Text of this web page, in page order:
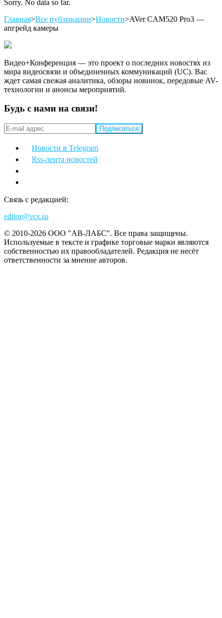
Sorry. No data so far.
Главная>Все публикации>Новости>AVer CAM520 Pro3 —
апгрейд камеры
Видео+Конференция — это проект о последних новостях из
мира видеосвязи и объединенных коммуникаций (UC). Вас
ждет самая свежая аналитика, обзоры новинок, передовые AV-
технологии и анонсы мероприятий.
Будь с нами на связи!
Новости в Telegram
Rss-лента новостей
Связь с редакцией:
editor@vcs.su
© 2010-2026 ООО "АВ-ЛАБС". Все права защищены.
Используемые в тексте и графике торговые марки являются
собственностью их правообладателей. Редакция не несёт
ответственности за мнение авторов.